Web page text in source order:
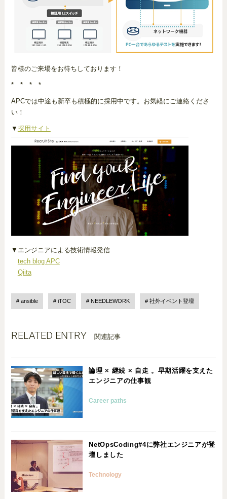
皆様のご来場をお待ちしております！
* * * *
APCでは中途も新卒も積極的に採用中です。お気軽にご連絡くださ
い！
▼ 採用サイト
▼エンジニアによる技術情報発信
tech blog APC
Qiita
ansible iTOC NEEDLEWORK 社外イベント登壇
RELATED ENTRY 関連記事
論理 × 継続 × 自走 。早期活躍を支えた
エンジニアの仕事観
Career paths
NetOpsCoding#4に弊社エンジニアが登
壇しました
Technology